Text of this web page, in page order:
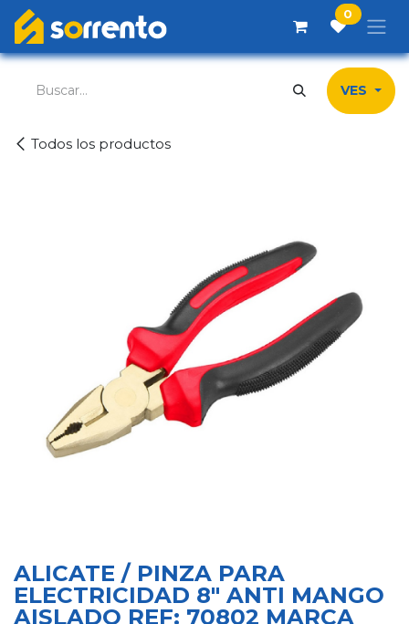
Ir al contenido 0
Todos los productos
VES
ALICATE / PINZA PARA
ELECTRICIDAD 8" ANTI MANGO
AISLADO REF: 70802 MARCA